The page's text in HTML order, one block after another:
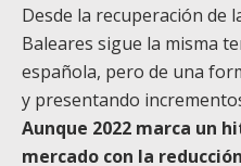
Desde la recuperación de
Baleares sigue la misma
española, pero de una
y presentando
Aunque 2022 marca un
mercado con la